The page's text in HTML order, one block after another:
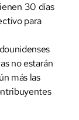
30 días
para
no estarán
más las